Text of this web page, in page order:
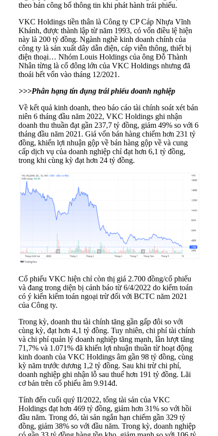
theo bản công bố thông tin khi phát hành trái phiếu.
VKC Holdings tiền thân là Công ty CP Cáp Nhựa Vĩnh
Khánh, được thành lập từ năm 1993, có vốn điều lệ hiện
này là 200 tỷ đồng. Ngành nghề kinh doanh chính của
công ty là sản xuất dây dẫn điện, cáp viễn thông, thiết bị
điện thoại… Nhóm Louis Holdings của ông Đỗ Thành
Nhân từng là cổ đông lớn của VKC Holdings nhưng đã
thoái hết vốn vào tháng 12/2021.
>>>Phân hạng tín dụng trái phiếu doanh nghiệp
Về kết quả kinh doanh, theo báo cáo tài chính soát xét bán
niên 6 tháng đầu năm 2022, VKC Holdings ghi nhận
doanh thu thuần đạt gần 237,7 tỷ đồng, giảm 49% so với 6
tháng đầu năm 2021. Giá vốn bán hàng chiếm hơn 231 tỷ
đồng, khiến lợi nhuận gộp về bán hàng gộp về và cung
cấp dịch vụ của doanh nghiệp chỉ đạt hơn 6,1 tỷ đồng,
trong khi cùng kỳ đạt hơn 24 tỷ đồng.
Cổ phiếu VKC hiện chỉ còn thị giá 2.700 đồng/cổ phiếu
và đang trong diện bị cảnh báo từ 6/4/2022 do kiểm toán
có ý kiến kiểm toán ngoại trừ đối với BCTC năm 2021
của Công ty.
Trong kỳ, doanh thu tài chính tăng gần gấp đôi so với
cùng kỳ, đạt hơn 4,1 tỷ đồng. Tuy nhiên, chi phí tài chính
và chi phíquản lý doanh nghiệp tăng mạnh, lần lượt tăng
71,7% và 1.071% đã khiến lợi nhuận thuần từ hoạt động
kinh doanh của VKC Holdings âm gần 98 tỷ đồng, cùng
kỳ năm trước dương 1,2 tỷ đồng. Sau khi trừ chi phí,
doanh nghiệp ghi nhận lỗ sau thuế hơn 191 tỷ đồng. Lãi
cơ bản trên cổ phiếu âm 9.914đ.
Tính đến cuối quý II/2022, tổng tài sản của VKC
Holdings đạt hơn 469 tỷ đồng, giảm hơn 31% so với hồi
đầu năm. Trong đó, tài sản ngắn hạn chiếm gần 329 tỷ
đồng, giảm 38% so với đầu năm. Trong kỳ, doanh nghiệp